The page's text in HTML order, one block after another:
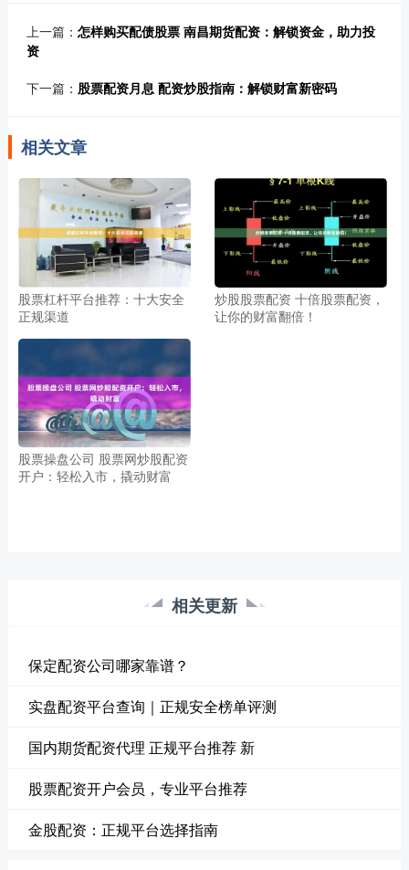
上一篇： 怎样购买配债股票 南昌期货配资：解锁资金，助力投
资
下一篇： 股票配资月息 配资炒股指南：解锁财富新密码
相关文章
股票杠杆平台推荐：十大安全
正规渠道
炒股股票配资 十倍股票配资，
让你的财富翻倍！
股票操盘公司 股票网炒股配资
开户：轻松入市，撬动财富
相关更新
保定配资公司哪家靠谱？
实盘配资平台查询｜正规安全榜单评测
国内期货配资代理 正规平台推荐 新
股票配资开户会员，专业平台推荐
金股配资：正规平台选择指南